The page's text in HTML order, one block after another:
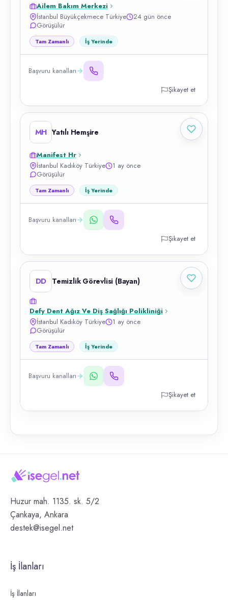
Ailem Bakım Merkezi
İstanbul Büyükçekmece Türkiye
24 gün önce
Görüşülür
Tam Zamanlı İş Yerinde
Başvuru kanalları
Şikayet et
MH Yatılı Hemşire
Manifest Hr
İstanbul Kadıköy Türkiye
1 ay önce
Görüşülür
Tam Zamanlı İş Yerinde
Başvuru kanalları
Şikayet et
DD Temizlik Görevlisi (Bayan)
Defy Dent Ağız Ve Diş Sağlığı Polikliniği
İstanbul Kadıköy Türkiye
1 ay önce
Görüşülür
Tam Zamanlı İş Yerinde
Başvuru kanalları
Şikayet et
Huzur mah. 1135. sk. 5/2
Çankaya, Ankara
destek@isegel.net
İş İlanları
İş İlanları